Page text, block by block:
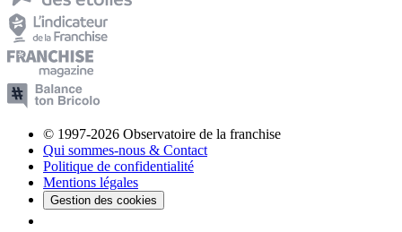
© 1997-2026 Observatoire de la franchise
Qui sommes-nous & Contact
Politique de confidentialité
Mentions légales
Gestion des cookies